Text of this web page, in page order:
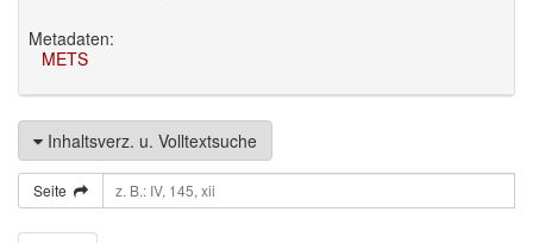
Metadaten:
METS
Inhaltsverz. u. Volltextsuche
Seite